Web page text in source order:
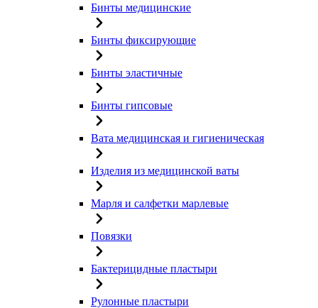
Бинты медицинские
Бинты фиксирующие
Бинты эластичные
Бинты гипсовые
Вата медицинская и гигиеническая
Изделия из медицинской ваты
Марля и салфетки марлевые
Повязки
Бактерицидные пластыри
Рулонные пластыри